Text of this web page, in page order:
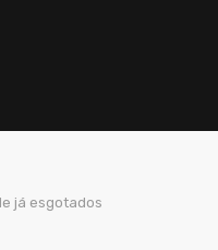
já esgotados